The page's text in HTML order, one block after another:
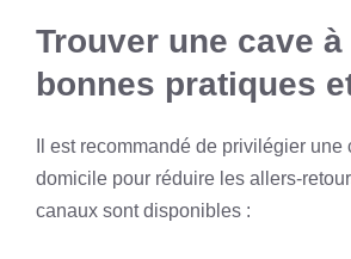
Trouver une cave
bonnes pratiques
Il est recommandé de privilégier une
domicile pour réduire les allers-
canaux sont disponibles :